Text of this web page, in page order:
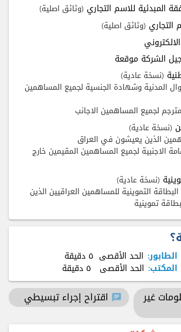
المبدئية للاسم التجاري (وثائق اصلية)
(وثائق اصلية)
الشركة موقعة
(نسخة عادية)
المدنية وشهادة الجنسية لجميع المساهمين
لجميع المساهمين الاجانب
(نسخة عادية)
الذين يعيشون في العراق
الاجنبية لجميع المساهمين المقيمين خارج
(نسخة عادية)
التموينية للمساهمين العراقيين الذين
تموينية
الحد الأقصى ٥ دقيقة
الحد الأقصى ٥ دقيقة
غير chat اقتراح إجراء تبسيطي